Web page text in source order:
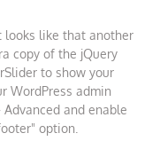
looks like that another
copy of the jQuery
to show your
WordPress admin
and enable
option.